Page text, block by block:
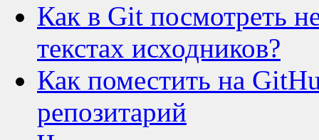
Как в Git посмотреть
текстах исходников?
Как поместить на
репозитарий